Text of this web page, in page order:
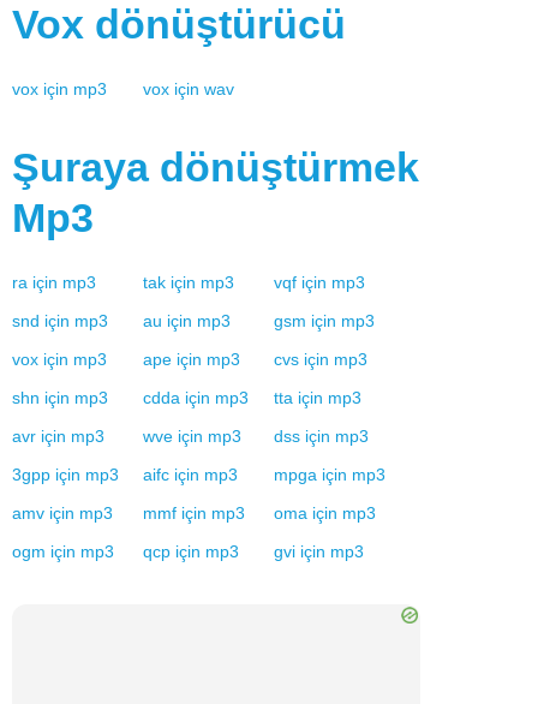
Vox dönüştürücü
vox için mp3 vox için wav
Şuraya dönüştürmek
Mp3
ra için mp3 tak için mp3 vqf için mp3
snd için mp3 au için mp3 gsm için mp3
vox için mp3 ape için mp3 cvs için mp3
shn için mp3 cdda için mp3 tta için mp3
avr için mp3 wve için mp3 dss için mp3
3gpp için mp3 aifc için mp3 mpga için mp3
amv için mp3 mmf için mp3 oma için mp3
ogm için mp3 qcp için mp3 gvi için mp3